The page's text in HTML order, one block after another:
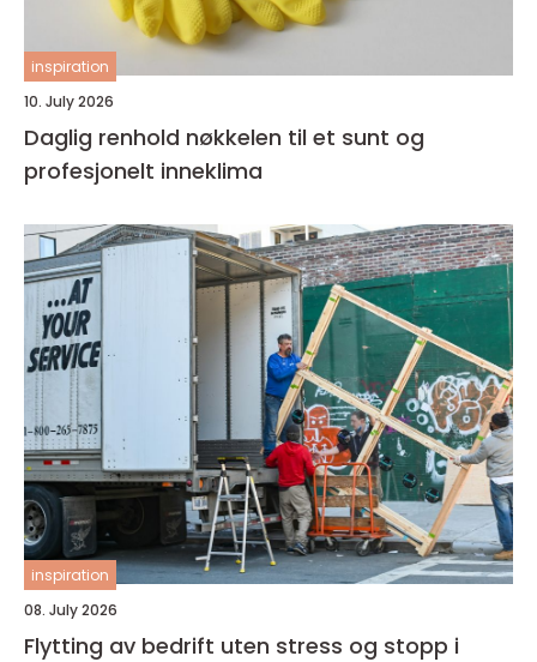
inspiration
10. July 2026
Daglig renhold nøkkelen til et sunt og
profesjonelt inneklima
inspiration
08. July 2026
Flytting av bedrift uten stress og stopp i